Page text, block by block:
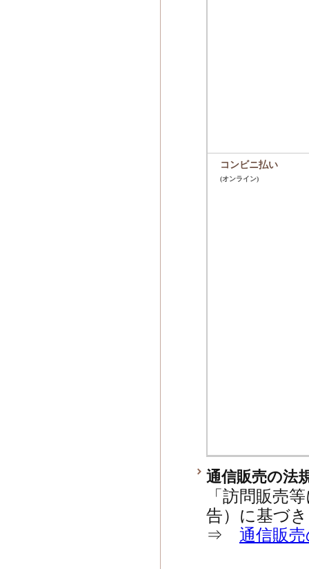
コンビニ払い
(オンライン)
通信販売の法
「訪問販売
告）に基づ
⇒ 通信販